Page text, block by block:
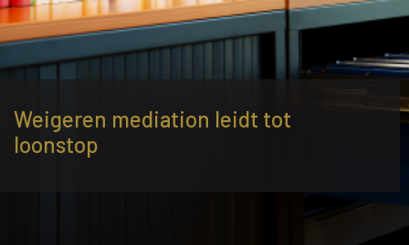
Weigeren mediation leidt tot
loonstop